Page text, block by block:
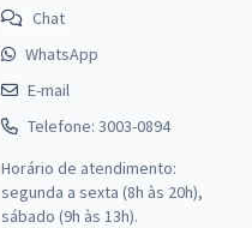
Chat
WhatsApp
E-mail
Telefone: 3003-0894
Horário de atendimento:
segunda a sexta (8h às 20h),
sábado (9h às 13h).